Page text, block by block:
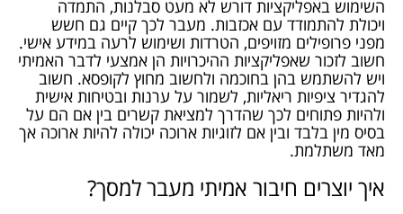
השימוש באפליקציות דורש לא מעט סבלנות, התמדה
ויכולת להתמודד עם אכזבות. מעבר לכך קיים גם חשש
מפני פרופילים מזויפים, הטרדות ושימוש לרעה במידע אישי.
חשוב לזכור שאפליקציות ההיכרויות הן אמצעי לדבר האמיתי
ויש להשתמש בהן בחוכמה ולחשוב מחוץ לקופסא. חשוב
להגדיר ציפיות ריאליות, לשמור על ערנות ובטיחות אישית
ולהיות פתוחים לכך שהדרך למציאת קשרים בין אם הם על
בסיס מין בלבד ובין אם לזוגיות ארוכה יכולה להיות ארוכה אך
מאד משתלמת.
איך יוצרים חיבור אמיתי מעבר למסך?